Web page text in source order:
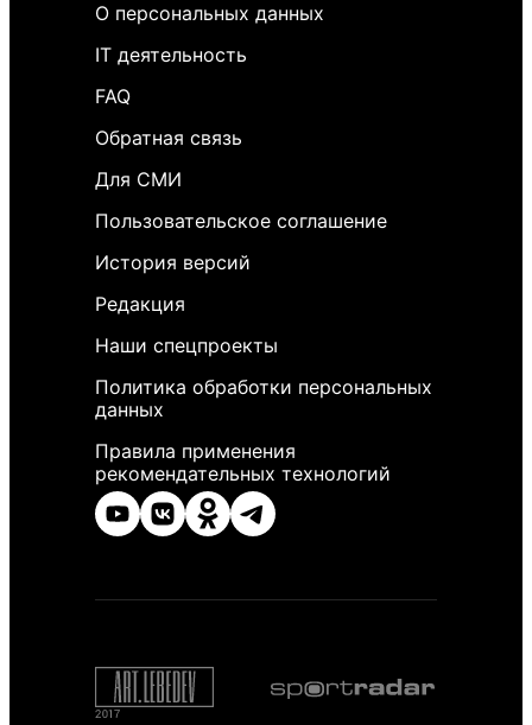
О персональных данных
IT деятельность
FAQ
Обратная связь
Для СМИ
Пользовательское соглашение
История версий
Редакция
Наши спецпроекты
Политика обработки персональных
данных
Правила применения
рекомендательных технологий